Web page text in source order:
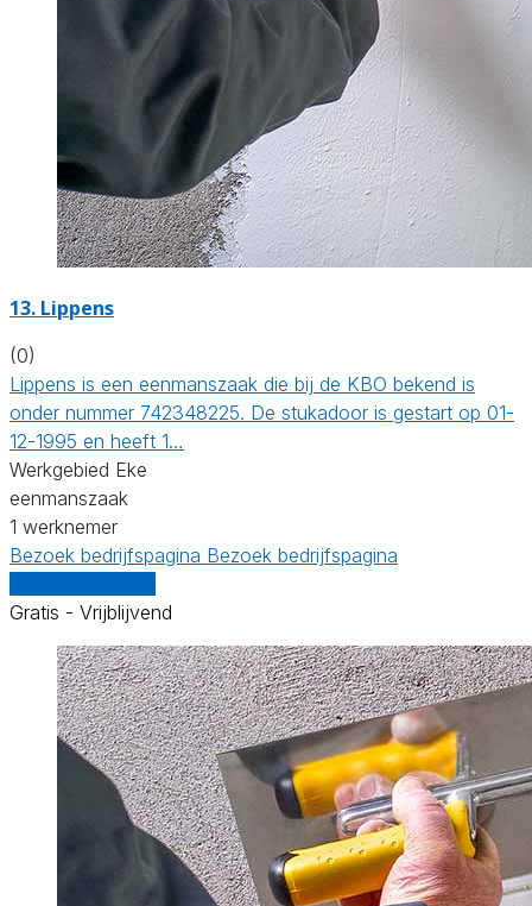
13. Lippens
(0)
Lippens is een eenmanszaak die bij de KBO bekend is
onder nummer 742348225. De stukadoor is gestart op 01-
12-1995 en heeft 1…
Werkgebied Eke
eenmanszaak
1 werknemer
Bezoek bedrijfspagina Bezoek bedrijfspagina
Gratis - Vrijblijvend